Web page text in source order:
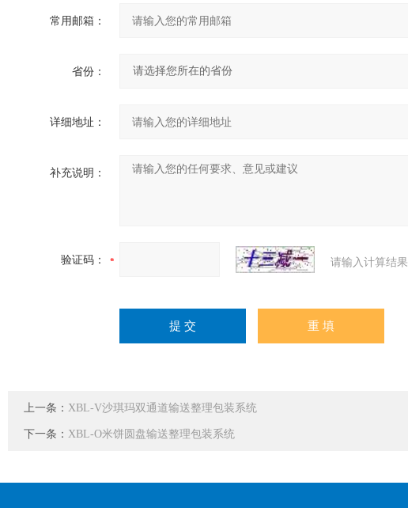
常用邮箱：
省份：
详细地址：
补充说明：
验证码： 请输入计算结
上一条： XBL-V沙琪玛双通道输送整理包装系统
下一条： XBL-O米饼圆盘输送整理包装系统